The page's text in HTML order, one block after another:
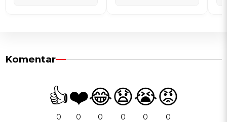
Komentar
👍
0
❤️
0
😂
0
😧
0
😭
0
😡
0